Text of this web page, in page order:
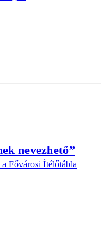
nevezhető”
Fővárosi Ítélőtábla